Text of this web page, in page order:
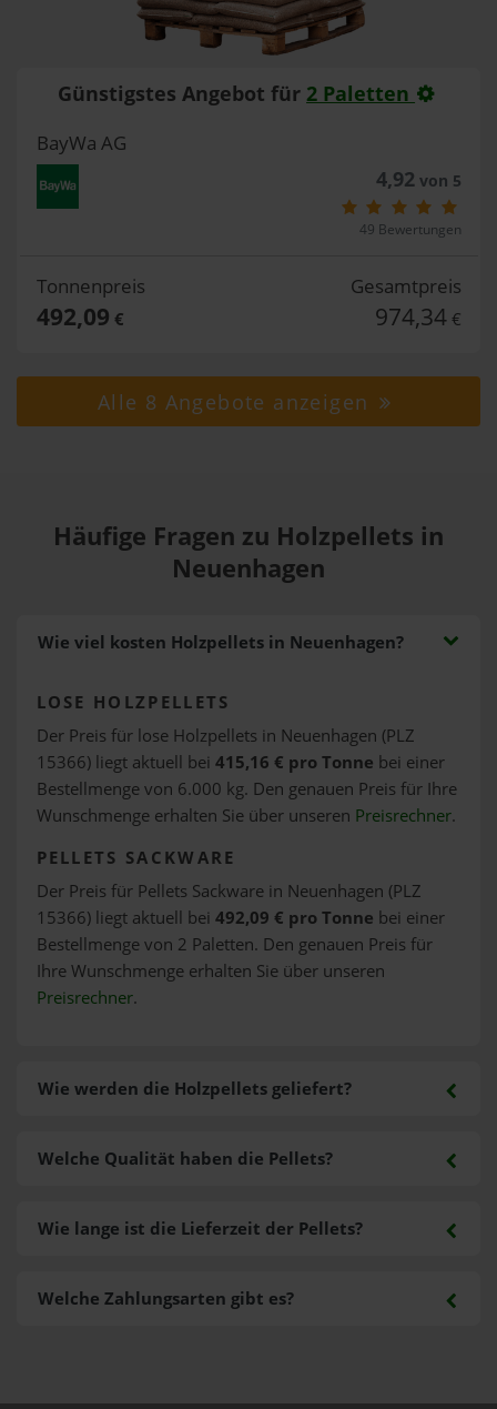
Günstigstes Angebot für 2 Paletten
BayWa AG
4,92von 5
49 Bewertungen
Tonnenpreis
492,09 €
Gesamtpreis
974,34 €
Alle 8 Angebote anzeigen
Häufige Fragen zu Holzpellets in
Neuenhagen
Wie viel kosten Holzpellets in Neuenhagen?
LOSE HOLZPELLETS
Der Preis für lose Holzpellets in Neuenhagen (PLZ
15366) liegt aktuell bei 415,16 € pro Tonne bei einer
Bestellmenge von 6.000 kg. Den genauen Preis für Ihre
Wunschmenge erhalten Sie über unseren Preisrechner.
PELLETS SACKWARE
Der Preis für Pellets Sackware in Neuenhagen (PLZ
15366) liegt aktuell bei 492,09 € pro Tonne bei einer
Bestellmenge von 2 Paletten. Den genauen Preis für
Ihre Wunschmenge erhalten Sie über unseren
Preisrechner.
Wie werden die Holzpellets geliefert?
Welche Zahlungsarten gibt es?
Welche Qualität haben die Pellets?
Wie lange ist die Lieferzeit der Pellets?